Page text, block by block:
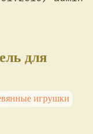
для
игрушки